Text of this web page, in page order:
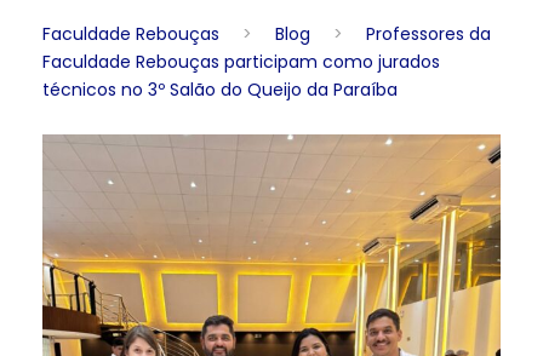
Faculdade Rebouças > Blog >
Professores da
Faculdade Rebouças participam como jurados
técnicos no 3º Salão do Queijo da Paraíba